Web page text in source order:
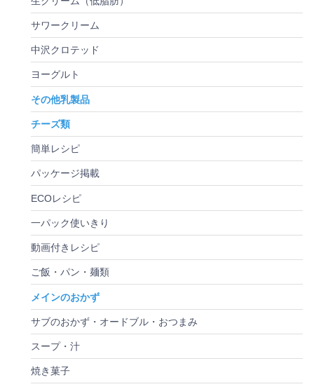
サワークリーム
中沢クロテッド
ヨーグルト
その他乳製品
チーズ類
簡単レシピ
パッケージ掲載
ECOレシピ
一パック使いきり
動画付きレシピ
ご飯・パン・麺類
メインのおかず
サブのおかず・オードブル・おつまみ
スープ・汁
焼き菓子